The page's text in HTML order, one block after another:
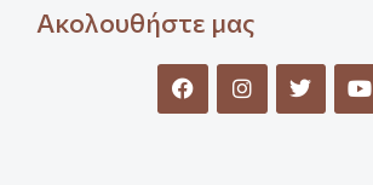
Ακολουθήστε μας